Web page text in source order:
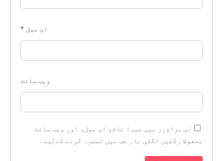
ای میل *
ویب‌ سائٹ
اس براؤزر میں میرا نام، ای میل، اور ویب سائٹ
محفوظ رکھیں اگلی بار جب میں تبصرہ کرنے کےلیے۔